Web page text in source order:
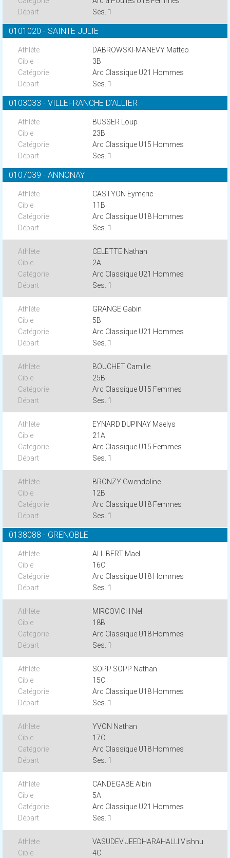
Ses. 1
0101020 - SAINTE JULIE
DABROWSKI-MANEVY Matteo
3B
Arc Classique U21 Hommes
Ses. 1
0103033 - VILLEFRANCHE D'ALLIER
BUSSER Loup
23B
Arc Classique U15 Hommes
Ses. 1
0107039 - ANNONAY
CASTYON Eymeric
11B
Arc Classique U18 Hommes
Ses. 1
CELETTE Nathan
2A
Arc Classique U21 Hommes
Ses. 1
GRANGE Gabin
5B
Arc Classique U21 Hommes
Ses. 1
BOUCHET Camille
25B
Arc Classique U15 Femmes
Ses. 1
EYNARD DUPINAY Maelys
21A
Arc Classique U15 Femmes
Ses. 1
BRONZY Gwendoline
12B
Arc Classique U18 Femmes
Ses. 1
0138088 - GRENOBLE
ALLIBERT Mael
16C
Arc Classique U18 Hommes
Ses. 1
MIRCOVICH Nel
18B
Arc Classique U18 Hommes
Ses. 1
SOPP SOPP Nathan
15C
Arc Classique U18 Hommes
Ses. 1
YVON Nathan
17C
Arc Classique U18 Hommes
Ses. 1
CANDEGABE Albin
5A
Arc Classique U21 Hommes
Ses. 1
VASUDEV JEEDHARAHALLI Vishnu
4C